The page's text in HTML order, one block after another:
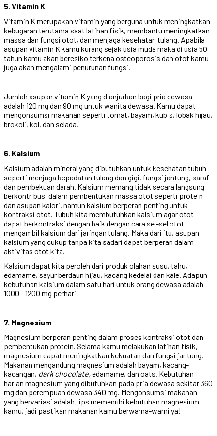
5. Vitamin K
Vitamin K merupakan vitamin yang berguna untuk meningkatkan
kebugaran terutama saat latihan fisik, membantu meningkatkan
massa dan fungsi otot, dan menjaga kesehatan tulang. Apabila
asupan vitamin K kamu kurang sejak usia muda maka di usia 50
tahun kamu akan beresiko terkena osteoporosis dan otot kamu
juga akan mengalami penurunan fungsi.
Jumlah asupan vitamin K yang dianjurkan bagi pria dewasa
adalah 120 mg dan 90 mg untuk wanita dewasa. Kamu dapat
mengonsumsi makanan seperti tomat, bayam, kubis, lobak hijau,
brokoli, kol, dan selada.
6. Kalsium
Kalsium adalah mineral yang dibutuhkan untuk kesehatan tubuh
seperti menjaga kepadatan tulang dan gigi, fungsi jantung, saraf
dan pembekuan darah. Kalsium memang tidak secara langsung
berkontribusi dalam pembentukan massa otot seperti protein
dan asupan kalori, namun kalsium berperan penting untuk
kontraksi otot. Tubuh kita membutuhkan kalsium agar otot
dapat berkontraksi dengan baik dengan cara sel-sel otot
mengambil kalsium dari jaringan tulang. Maka dari itu, asupan
kalsium yang cukup tanpa kita sadari dapat berperan dalam
aktivitas otot kita.
Kalsium dapat kita peroleh dari produk olahan susu, tahu,
edamame, sayur berdaun hijau, kacang kedelai dan kale. Adapun
kebutuhan kalsium dalam satu hari untuk orang dewasa adalah
1000 - 1200 mg perhari.
7. Magnesium
Magnesium berperan penting dalam proses kontraksi otot dan
pembentukan protein. Selama kamu melakukan latihan fisik,
magnesium dapat meningkatkan kekuatan dan fungsi jantung.
Makanan mengandung magnesium adalah bayam, kacang-
kacangan, dark chocolate,edamame, dan oats. Kebutuhan
harian magnesium yang dibutuhkan pada pria dewasa sekitar 360
mg dan perempuan dewasa 340 mg. Mengonsumsi makanan
yang bervariasi adalah tips memenuhi kebutuhan magnesium
kamu, jadi pastikan makanan kamu berwarna-warni ya!